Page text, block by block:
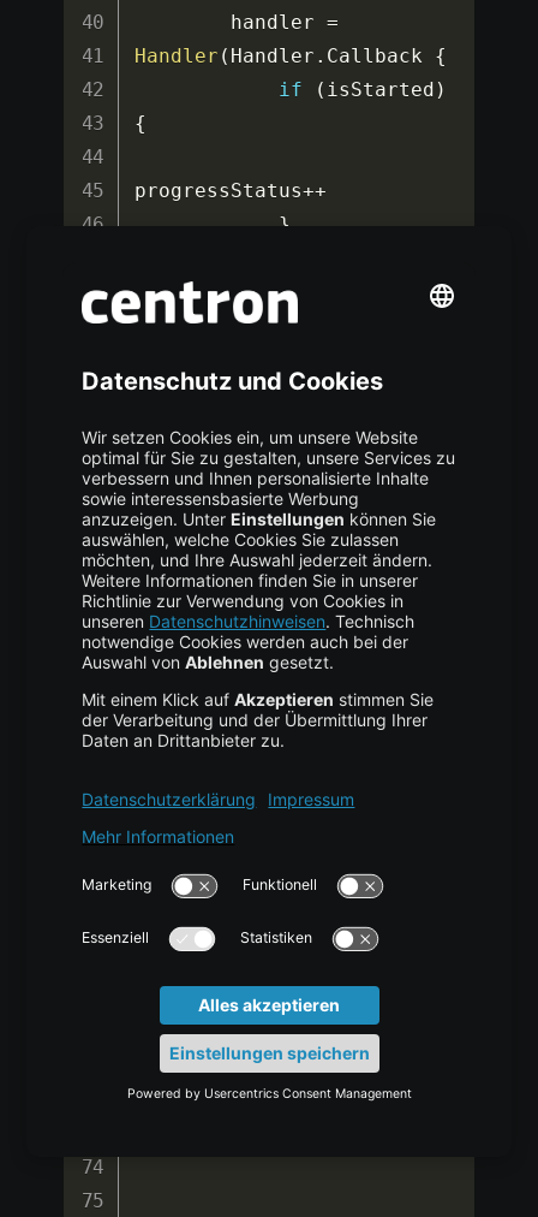
        handler
=
Handler ( Handler . Callback {
if
( isStarted )
{
progressStatus++
}
progressBarHorizontal
progress = progressStatus
textViewHorizontalProgress
text
=
"${progressStatus}/${progr
essBarHorizontal.max}"
handler?.sendEmptyMessageD
elayed(0, 100)
true
})
handler?.sendEmptyMessage
0)
btnProgressBarSecondary
primaryProgressStatus
secondaryProgressStatus